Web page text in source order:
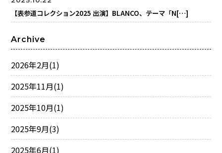
【表参道コレクション2025 出演】BLANCO、テーマ「N[…]
Archive
2026年2月(1)
2025年11月(1)
2025年10月(1)
2025年9月(3)
2025年6月(1)